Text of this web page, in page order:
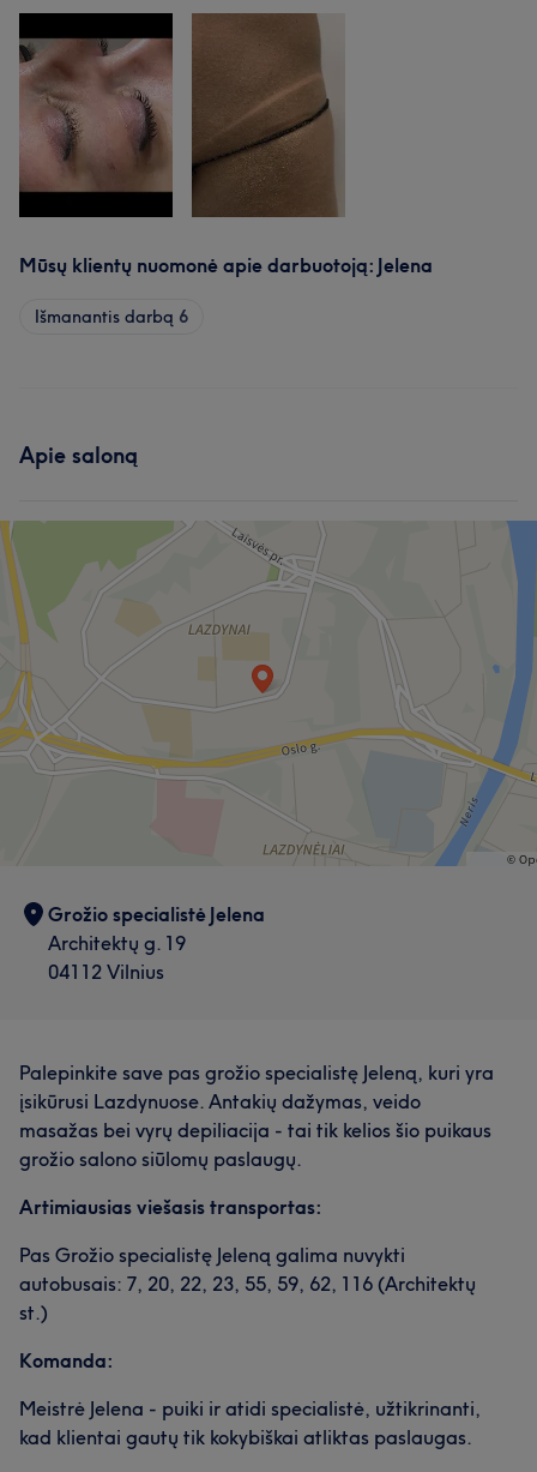
Mūsų klientų nuomonė apie darbuotoją: Jelena
Išmanantis darbą 6
Apie saloną
Grožio specialistė Jelena
Architektų g. 19
04112 Vilnius
Palepinkite save pas grožio specialistę Jeleną, kuri yra
įsikūrusi Lazdynuose. Antakių dažymas, veido
masažas bei vyrų depiliacija - tai tik kelios šio puikaus
grožio salono siūlomų paslaugų.
Artimiausias viešasis transportas:
Pas Grožio specialistę Jeleną galima nuvykti
autobusais: 7, 20, 22, 23, 55, 59, 62, 116 (Architektų
st.)
Komanda:
Meistrė Jelena - puiki ir atidi specialistė, užtikrinanti,
kad klientai gautų tik kokybiškai atliktas paslaugas.